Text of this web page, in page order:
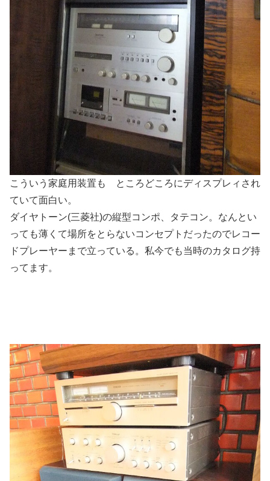
こういう家庭用装置も ところどころにディスプレィされ
ていて面白い。
ダイヤトーン(三菱社)の縦型コンポ、タテコン。なんとい
っても薄くて場所をとらないコンセプトだったのでレコー
ドプレーヤーまで立っている。私今でも当時のカタログ持
ってます。